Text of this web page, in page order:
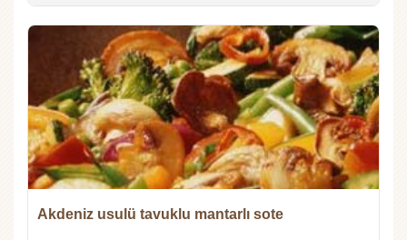
Akdeniz usulü tavuklu mantarlı sote